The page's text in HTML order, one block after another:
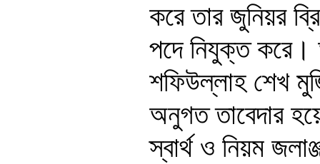
করে তার জুনিয়র
পদে নিযুক্ত করে।
শফিউল্লাহ শেখ
অনুগত তাবেদার
স্বার্থ ও নিয়ম